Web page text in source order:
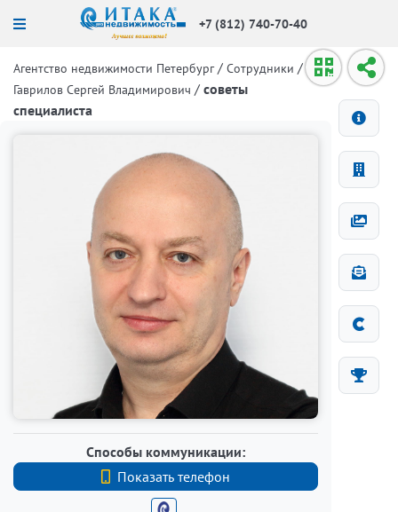
+7 (812) 740-70-40
Агентство недвижимости Петербург / Сотрудники /
Гаврилов Сергей Владимирович / советы
специалиста
Способы коммуникации:
Показать телефон
+7 (812) 740-70-40